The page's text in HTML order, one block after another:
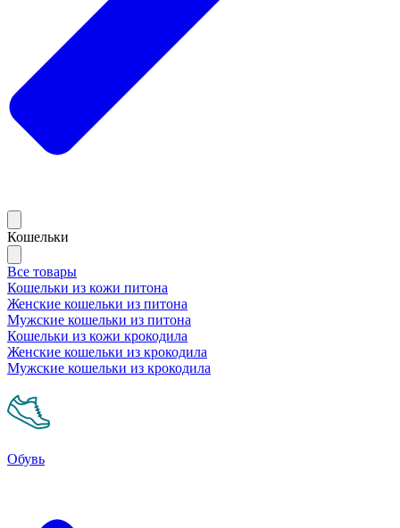
Кошельки
Все товары
Кошельки из кожи питона
Женские кошельки из питона
Мужские кошельки из питона
Кошельки из кожи крокодила
Женские кошельки из крокодила
Мужские кошельки из крокодила
Обувь